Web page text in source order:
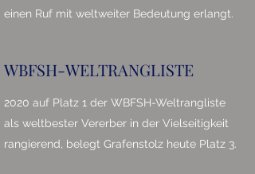
einen Ruf mit weltweiter Bedeutung erlangt.
WBFSH-WELTRANGLISTE
2020 auf Platz 1 der WBFSH-Weltrangliste
als weltbester Vererber in der Vielseitigkeit
rangierend, belegt Grafenstolz heute Platz 3.